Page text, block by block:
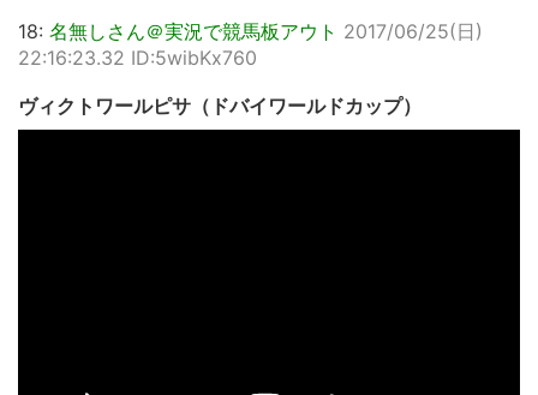
18: 名無しさん＠実況で競馬板アウト 2017/06/25(日)
22:16:23.32 ID:5wibKx760
ヴィクトワールピサ（ドバイワールドカップ）